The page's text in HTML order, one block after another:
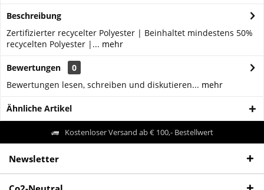
Beschreibung
Zertifizierter recycelter Polyester | Beinhaltet mindestens 50%
recycelten Polyester |... mehr
Bewertungen
0
Bewertungen lesen, schreiben und diskutieren... mehr
Ähnliche Artikel
Kostenloser Versand ab € 100,- Bestellwert
Newsletter